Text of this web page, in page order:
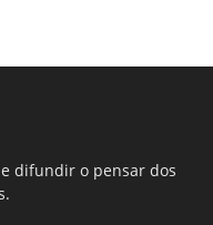
difundir o pensar dos